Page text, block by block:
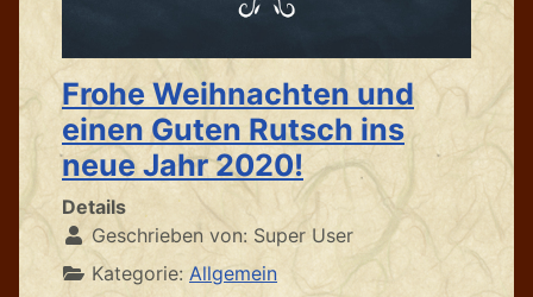
Frohe Weihnachten und
einen Guten Rutsch ins
neue Jahr 2020!
Details
Geschrieben von: Super User
Kategorie: Allgemein